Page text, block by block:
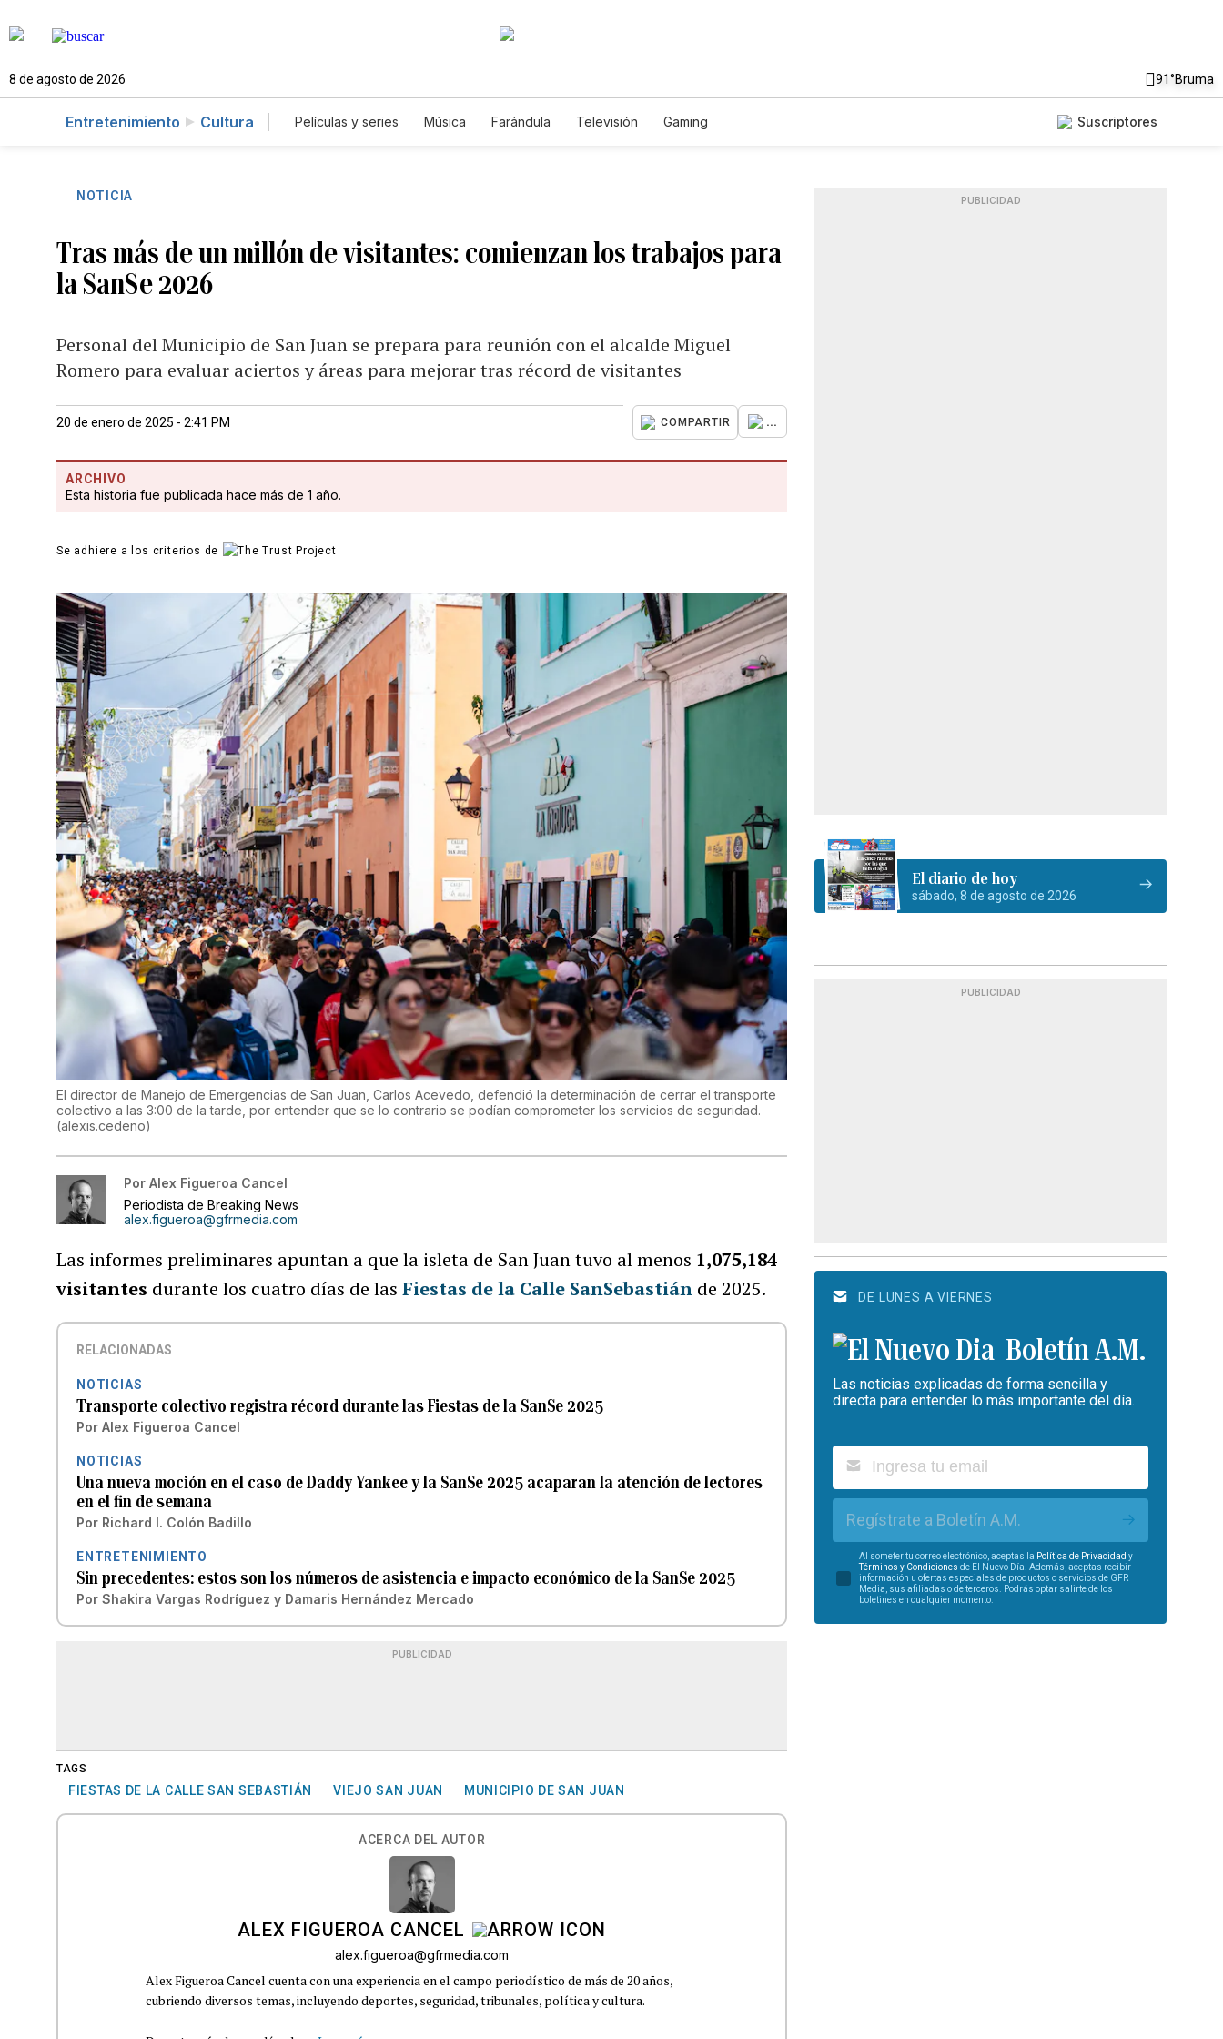
8 de agosto de 2026 91°Bruma
Entretenimiento Cultura Películas y series Música Farándula Televisión Gaming Suscriptores
NOTICIA
Tras más de un millón de visitantes: comienzan los trabajos para
la SanSe 2026
Personal del Municipio de San Juan se prepara para reunión con el alcalde Miguel
Romero para evaluar aciertos y áreas para mejorar tras récord de visitantes
20 de enero de 2025 - 2:41 PM COMPARTIR ...
ARCHIVO
Esta historia fue publicada hace más de 1 año.
Se adhiere a los criterios de
El director de Manejo de Emergencias de San Juan, Carlos Acevedo, defendió la determinación de cerrar el transporte
colectivo a las 3:00 de la tarde, por entender que se lo contrario se podían comprometer los servicios de seguridad.
(alexis.cedeno)
Por Alex Figueroa Cancel
Periodista de Breaking News
alex.figueroa@gfrmedia.com
Las informes preliminares apuntan a que la isleta de San Juan tuvo al menos 1,075,184
visitantes durante los cuatro días de lasFiestas de la Calle SanSebastián de 2025.
RELACIONADAS
NOTICIAS
Transporte colectivo registra récord durante las Fiestas de la SanSe 2025
Por Alex Figueroa Cancel
NOTICIAS
Una nueva moción en el caso de Daddy Yankee y la SanSe 2025 acaparan la atención de lectores
en el fin de semana
Por Richard I. Colón Badillo
ENTRETENIMIENTO
Sin precedentes: estos son los números de asistencia e impacto económico de la SanSe 2025
Por Shakira Vargas Rodríguez y Damaris Hernández Mercado
PUBLICIDAD
TAGS
FIESTAS DE LA CALLE SAN SEBASTIÁN VIEJO SAN JUAN MUNICIPIO DE SAN JUAN
ACERCA DEL AUTOR
ALEX FIGUEROA CANCEL
alex.figueroa@gfrmedia.com
Alex Figueroa Cancel cuenta con una experiencia en el campo periodístico de más de 20 años,
cubriendo diversos temas, incluyendo deportes, seguridad, tribunales, política y cultura.
PUBLICIDAD
El diario de hoy
sábado, 8 de agosto de 2026
PUBLICIDAD
DE LUNES A VIERNES
Boletín A.M.
Las noticias explicadas de forma sencilla y
directa para entender lo más importante del día.
Regístrate a Boletín A.M.
Al someter tu correo electrónico, aceptas la Política de Privacidad y
Términos y Condiciones de El Nuevo Día. Además, aceptas recibir
información u ofertas especiales de productos o servicios de GFR
Media, sus afiliadas o de terceros. Podrás optar salirte de los
boletines en cualquier momento.